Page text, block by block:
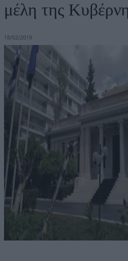
μέλη της
18/02/2019